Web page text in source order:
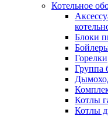
Котельное
Блоки
Горелки
Группа
Котлы
Котлы